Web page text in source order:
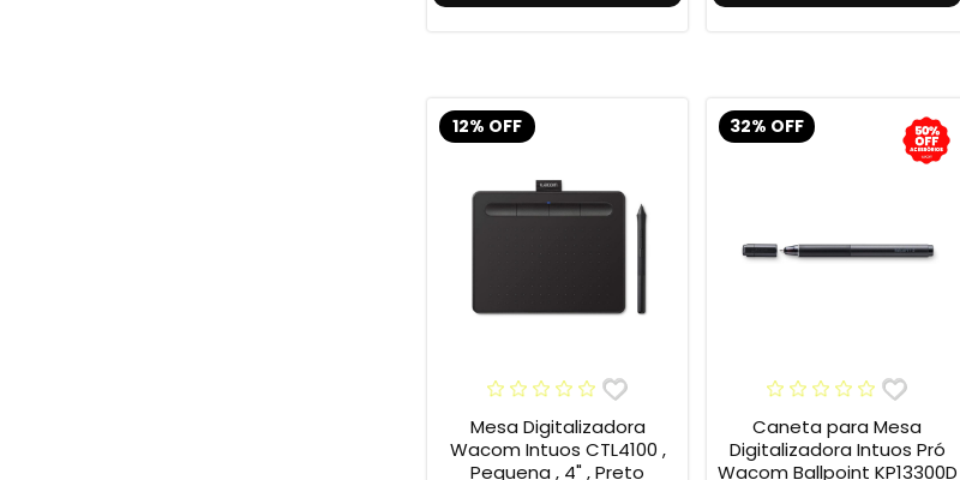
12% OFF
Mesa Digitalizadora
Wacom Intuos CTL4100 ,
Pequena , 4" , Preto
32% OFF
Caneta para Mesa
Digitalizadora Intuos Pró
Wacom Ballpoint KP13300D